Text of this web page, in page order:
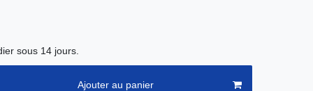
sous 14 jours.
Ajouter au panier